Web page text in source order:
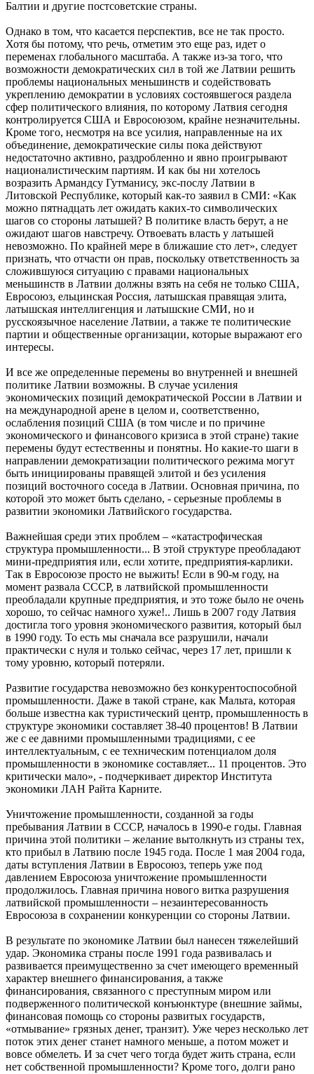
Балтии и другие постсоветские страны.
Однако в том, что касается перспектив, все не так просто.
Хотя бы потому, что речь, отметим это еще раз, идет о
переменах глобального масштаба. А также из-за того, что
возможности демократических сил в той же Латвии решить
проблемы национальных меньшинств и содействовать
укреплению демократии в условиях состоявшегося раздела
сфер политического влияния, по которому Латвия сегодня
контролируется США и Евросоюзом, крайне незначительны.
Кроме того, несмотря на все усилия, направленные на их
объединение, демократические силы пока действуют
недостаточно активно, раздробленно и явно проигрывают
националистическим партиям. И как бы ни хотелось
возразить Армандсу Гутманису, экс-послу Латвии в
Литовской Республике, который как-то заявил в СМИ: «Как
можно пятнадцать лет ожидать каких-то символических
шагов со стороны латышей? В политике власть берут, а не
ожидают шагов навстречу. Отвоевать власть у латышей
невозможно. По крайней мере в ближашие сто лет», следует
признать, что отчасти он прав, поскольку ответственность за
сложившуюся ситуацию с правами национальных
меньшинств в Латвии должны взять на себя не только США,
Евросоюз, ельцинская Россия, латышская правящая элита,
латышская интеллигенция и латышские СМИ, но и
русскоязычное население Латвии, а также те политические
партии и общественные организации, которые выражают его
интересы.
И все же определенные перемены во внутренней и внешней
политике Латвии возможны. В случае усиления
экономических позиций демократической России в Латвии и
на международной арене в целом и, соответственно,
ослабления позиций США (в том числе и по причине
экономического и финансового кризиса в этой стране) такие
перемены будут естественны и понятны. Но какие-то шаги в
направлении демократизации политического режима могут
быть инициированы правящей элитой и без усиления
позиций восточного соседа в Латвии. Основная причина, по
которой это может быть сделано, - серьезные проблемы в
развитии экономики Латвийского государства.
Важнейшая среди этих проблем – «катастрофическая
структура промышленности... В этой структуре преобладают
мини-предприятия или, если хотите, предприятия-карлики.
Так в Евросоюзе просто не выжить! Если в 90-м году, на
момент развала СССР, в латвийской промышленности
преобладали крупные предприятия, и это тоже было не очень
хорошо, то сейчас намного хуже!.. Лишь в 2007 году Латвия
достигла того уровня экономического развития, который был
в 1990 году. То есть мы сначала все разрушили, начали
практически с нуля и только сейчас, через 17 лет, пришли к
тому уровню, который потеряли.
Развитие государства невозможно без конкурентоспособной
промышленности. Даже в такой стране, как Мальта, которая
больше известна как туристический центр, промышленность в
структуре экономики составляет 38-40 процентов! В Латвии
же с ее давними промышленными традициями, с ее
интеллектуальным, с ее техническим потенциалом доля
промышленности в экономике составляет... 11 процентов. Это
критически мало», - подчеркивает директор Института
экономики ЛАН Райта Карните.
Уничтожение промышленности, созданной за годы
пребывания Латвии в СССР, началось в 1990-е годы. Главная
причина этой политики – желание вытолкнуть из страны тех,
кто прибыл в Латвию после 1945 года. После 1 мая 2004 года,
даты вступления Латвии в Евросоюз, теперь уже под
давлением Евросоюза уничтожение промышленности
продолжилось. Главная причина нового витка разрушения
латвийской промышленности – незаинтересованность
Евросоюза в сохранении конкуренции со стороны Латвии.
В результате по экономике Латвии был нанесен тяжелейший
удар. Экономика страны после 1991 года развивалась и
развивается преимущественно за счет имеющего временный
характер внешнего финансирования, а также
финансирования, связанного с преступным миром или
подверженного политической конъюнктуре (внешние займы,
финансовая помощь со стороны развитых государств,
«отмывание» грязных денег, транзит). Уже через несколько лет
поток этих денег станет намного меньше, а потом может и
вовсе обмелеть. И за счет чего тогда будет жить страна, если
нет собственной промышленности? Кроме того, долги рано